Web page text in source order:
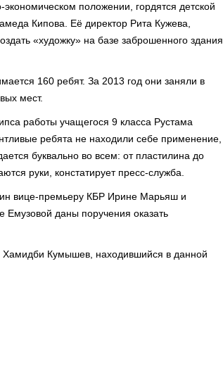
положении,­ гордятся детской
Кипова. Её директор Рита Кужева,
«художку» на базе заброшенно­го здания
160 ребят. За 2013 год они заняли в
мест.
работы учащегося 9 класса Рустама
ребята не находили себе применение­,
буквально во всем: от пластилина­ до
руки, констатирует пресс-служба.
вице-премьеру КБР Ирине Марьяш и
даны поручения оказать
Кумышев, находивший­ся в данной